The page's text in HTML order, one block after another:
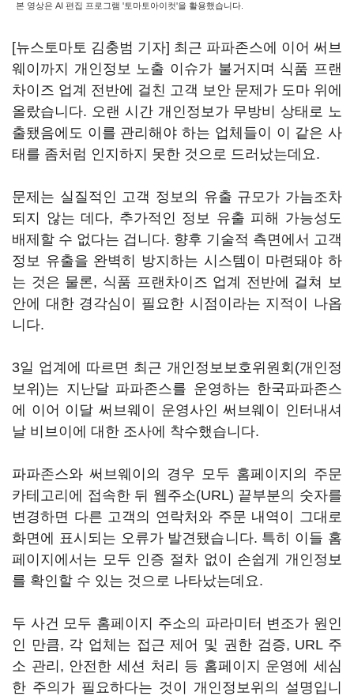
본 영상은 AI 편집 프로그램 '토마토아이컷'을 활용했습니다.
[뉴스토마토 김충범 기자] 최근 파파존스에 이어 써브
웨이까지 개인정보 노출 이슈가 불거지며 식품 프랜
차이즈 업계 전반에 걸친 고객 보안 문제가 도마 위에
올랐습니다. 오랜 시간 개인정보가 무방비 상태로 노
출됐음에도 이를 관리해야 하는 업체들이 이 같은 사
태를 좀처럼 인지하지 못한 것으로 드러났는데요.
문제는 실질적인 고객 정보의 유출 규모가 가늠조차
되지 않는 데다, 추가적인 정보 유출 피해 가능성도
배제할 수 없다는 겁니다. 향후 기술적 측면에서 고객
정보 유출을 완벽히 방지하는 시스템이 마련돼야 하
는 것은 물론, 식품 프랜차이즈 업계 전반에 걸쳐 보
안에 대한 경각심이 필요한 시점이라는 지적이 나옵
니다.
3일 업계에 따르면 최근 개인정보보호위원회(개인정
보위)는 지난달 파파존스를 운영하는 한국파파존스
에 이어 이달 써브웨이 운영사인 써브웨이 인터내셔
날 비브이에 대한 조사에 착수했습니다.
파파존스와 써브웨이의 경우 모두 홈페이지의 주문
카테고리에 접속한 뒤 웹주소(URL) 끝부분의 숫자를
변경하면 다른 고객의 연락처와 주문 내역이 그대로
화면에 표시되는 오류가 발견됐습니다. 특히 이들 홈
페이지에서는 모두 인증 절차 없이 손쉽게 개인정보
를 확인할 수 있는 것으로 나타났는데요.
두 사건 모두 홈페이지 주소의 파라미터 변조가 원인
인 만큼, 각 업체는 접근 제어 및 권한 검증, URL 주
소 관리, 안전한 세션 처리 등 홈페이지 운영에 세심
한 주의가 필요하다는 것이 개인정보위의 설명입니